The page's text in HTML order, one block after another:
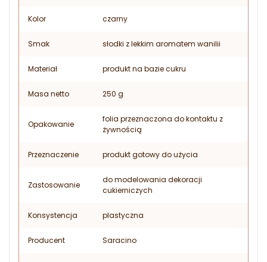
Kolor czarny
Smak słodki z lekkim aromatem wanilii
Materiał produkt na bazie cukru
Masa netto 250 g
Opakowanie
folia przeznaczona do kontaktu z
żywnością
Przeznaczenie produkt gotowy do użycia
Zastosowanie
do modelowania dekoracji
cukierniczych
Konsystencja plastyczna
Producent Saracino